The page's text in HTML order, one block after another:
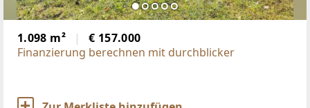
1.098 m²
€ 157.000
Finanzierung berechnen mit durchblicker